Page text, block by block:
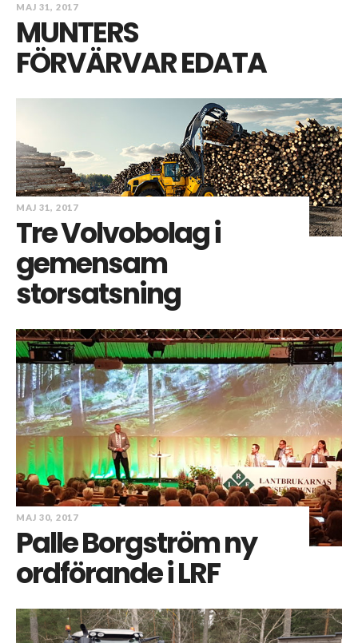
MAJ 31, 2017
MUNTERS
FÖRVÄRVAR EDATA
MAJ 31, 2017
Tre Volvobolag i
gemensam
storsatsning
MAJ 30, 2017
Palle Borgström ny
ordförande i LRF